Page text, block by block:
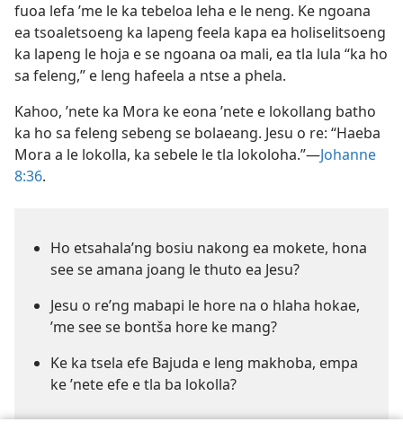
fuoa lefa ’me le ka tebeloa leha e le neng. Ke ngoana
ea tsoaletsoeng ka lapeng feela kapa ea holiselitsoeng
ka lapeng le hoja e se ngoana oa mali, ea tla lula “ka ho
sa feleng,” e leng hafeela a ntse a phela.
Kahoo, ’nete ka Mora ke eona ’nete e lokollang batho
ka ho sa feleng sebeng se bolaeang. Jesu o re: “Haeba
Mora a le lokolla, ka sebele le tla lokoloha.”—Johanne
8:36.
Ho etsahala’ng bosiu nakong ea mokete, hona
see se amana joang le thuto ea Jesu?
Jesu o re’ng mabapi le hore na o hlaha hokae,
’me see se bontša hore ke mang?
Ke ka tsela efe Bajuda e leng makhoba, empa
ke ’nete efe e tla ba lokolla?